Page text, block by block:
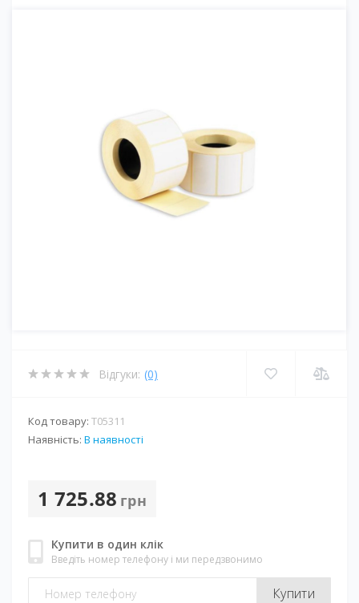
Відгуки: (0)
Код товару: T05311
Наявність: В наявності
1 725.88 грн
Купити в один клік
Введіть номер телефону і ми передзвонимо
Купити